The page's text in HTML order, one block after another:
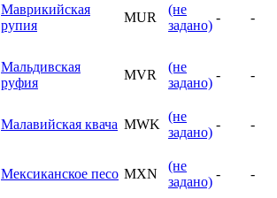
Маврикийская
рупия
MUR
(не
задано)
- -
Мальдивская
руфия
MVR
(не
задано)
- -
Малавийская квача MWK
(не
задано)
- -
Мексиканское песо MXN
(не
задано)
- -